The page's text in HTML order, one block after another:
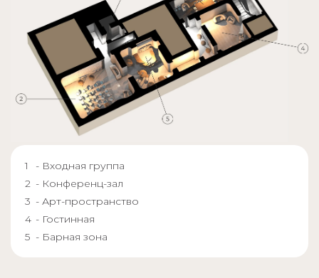
- Входная группа
- Конференц-зал
- Арт-пространство
- Гостинная
- Барная зона